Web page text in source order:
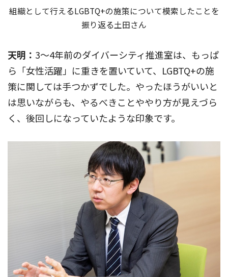
組織として行えるLGBTQ+の施策について模索したことを
振り返る土田さん
天明： 3～4年前のダイバーシティ推進室は、もっぱ
ら「女性活躍」に重きを置いていて、LGBTQ+の施
策に関しては手つかずでした。やったほうがいいと
は思いながらも、やるべきことややり方が見えづら
く、後回しになっていたような印象です。